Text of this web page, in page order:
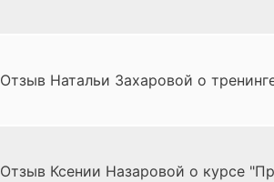
Отзыв Натальи Захаровой о
Отзыв Ксении Назаровой о курсе